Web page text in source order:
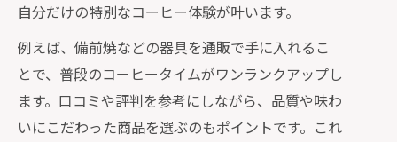
暮らしと珈琲通販で特別な豆を見つけ
る楽しさ
自宅カフェを豊かにする通販利用のコツ
自宅カフェを通販で手軽に始めるポイ
ント
自分だけの特別なコーヒー体験が叶います。
例えば、備前焼などの器具を通販で手に入れるこ
とで、普段のコーヒータイムがワンランクアップし
ます。口コミや評判を参考にしながら、品質や味わ
いにこだわった商品を選ぶのもポイントです。これ